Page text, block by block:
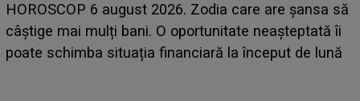
HOROSCOP 6 august 2026. Zodia care are șansa să
câștige mai mulți bani. O oportunitate neașteptată îi
poate schimba situația financiară la început de lună